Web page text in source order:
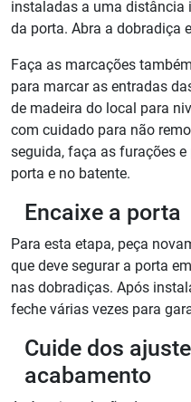
instaladas a uma distância
da porta. Abra a dobradiça
Faça as marcações
para marcar as entradas
de madeira do local para
com cuidado para não
seguida, faça as furações
porta e no batente.
Encaixe a porta
Para esta etapa, peça
que deve segurar a porta
nas dobradiças. Após
feche várias vezes para
Cuide dos
acabamento